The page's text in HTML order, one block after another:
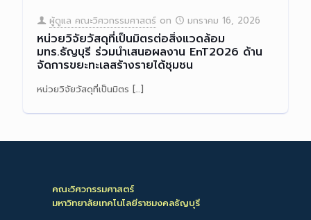
ผู้ดูแล คณะวิศวกรรมศาสตร์ on มกราคม 16, 2026
หน่วยวิจัยวัสดุที่เป็นมิตรต่อสิ่งแวดล้อม
มทร.ธัญบุรี ร่วมนำเสนอผลงาน EnT2026 ด้าน
จัดการขยะทะเลสร้างรายได้ชุมชน
หน่วยวิจัยวัสดุที่เป็นมิตร […]
คณะวิศวกรรมศาสตร์
มหาวิทยาลัยเทคโนโลยีราชมงคลธัญบุรี